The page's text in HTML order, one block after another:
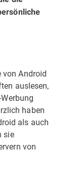
Android
auslesen,
haben
als auch
sie
von